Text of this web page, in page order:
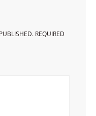
REQUIRED